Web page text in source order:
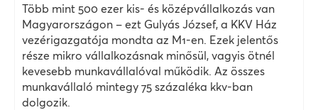
Több mint 500 ezer kis- és középvállalkozás van
Magyarországon – ezt Gulyás József, a KKV Ház
vezérigazgatója mondta az M1-en. Ezek jelentős
része mikro vállalkozásnak minősül, vagyis ötnél
kevesebb munkavállalóval működik. Az összes
munkavállaló mintegy 75 százaléka kkv-ban
dolgozik.